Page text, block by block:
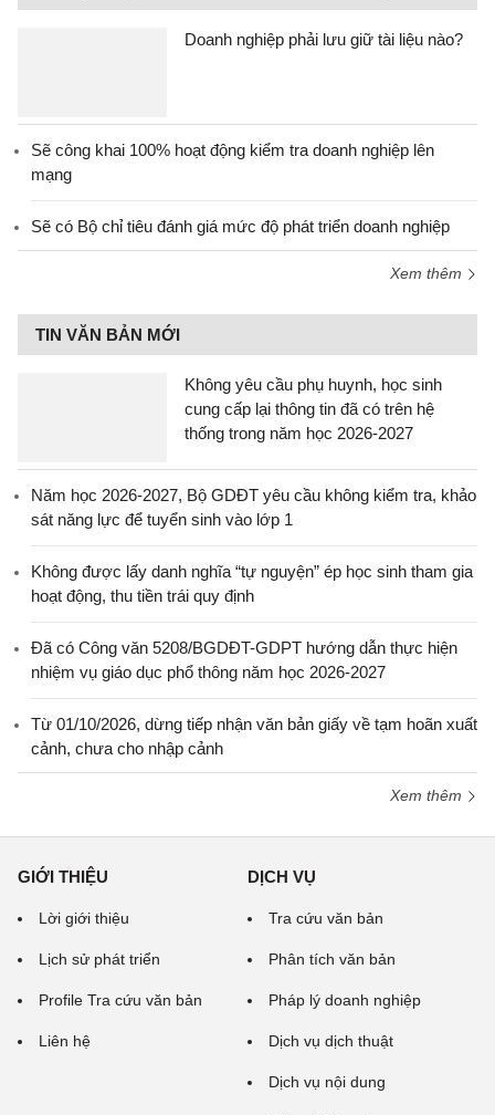
Doanh nghiệp phải lưu giữ tài liệu nào?
Sẽ công khai 100% hoạt động kiểm tra doanh nghiệp lên
mạng
Sẽ có Bộ chỉ tiêu đánh giá mức độ phát triển doanh nghiệp
Xem thêm
TIN VĂN BẢN MỚI
Không yêu cầu phụ huynh, học sinh
cung cấp lại thông tin đã có trên hệ
thống trong năm học 2026-2027
Năm học 2026-2027, Bộ GDĐT yêu cầu không kiểm tra, khảo
sát năng lực để tuyển sinh vào lớp 1
Không được lấy danh nghĩa “tự nguyện” ép học sinh tham gia
hoạt động, thu tiền trái quy định
Đã có Công văn 5208/BGDĐT-GDPT hướng dẫn thực hiện
nhiệm vụ giáo dục phổ thông năm học 2026-2027
Từ 01/10/2026, dừng tiếp nhận văn bản giấy về tạm hoãn xuất
cảnh, chưa cho nhập cảnh
Xem thêm
GIỚI THIỆU
Lời giới thiệu
Lịch sử phát triển
Profile Tra cứu văn bản
Liên hệ
DỊCH VỤ
Tra cứu văn bản
Phân tích văn bản
Pháp lý doanh nghiệp
Dịch vụ dịch thuật
Dịch vụ nội dung